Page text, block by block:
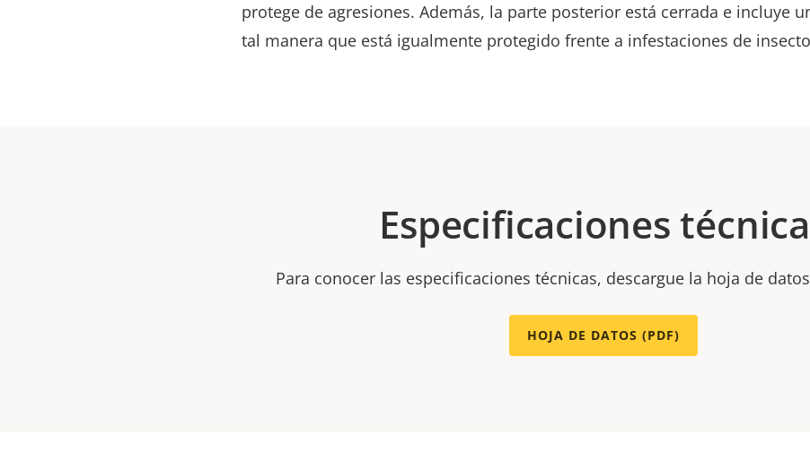
protege de agresiones. Además, la parte posterior está cerrada e incluye
tal manera que está igualmente protegido frente a infestaciones de
Especificaciones
Para conocer las especificaciones técnicas, descargue la hoja de
HOJA DE DATOS (PDF)